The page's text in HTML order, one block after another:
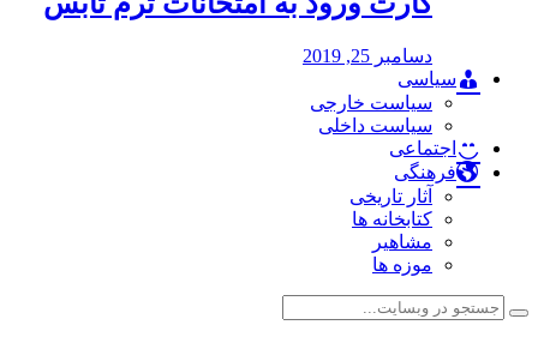
دسامبر 25, 2019
سیاسی
سیاست خارجی
سیاست داخلی
اجتماعی
فرهنگی
آثار تاریخی
کتابخانه ها
مشاهیر
موزه ها